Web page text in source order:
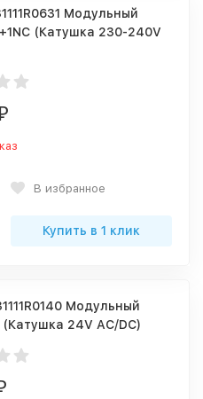
Модульный
(Катушка 230-240V
В избранное
Купить в 1 клик
Модульный
24V AC/DC)